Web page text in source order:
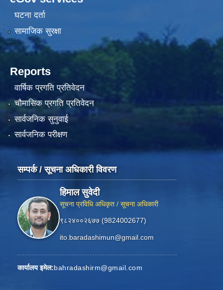
घटना दर्ता
सामाजिक सुरक्षा
Reports
वार्षिक प्रगति प्रतिवेदन
चौमासिक प्रगति प्रतिवेदन
सार्वजनिक सुनुवाई
सार्वजनिक परीक्षण
सम्पर्क / सूचना अधिकारी विवरण
हिमाल सुवेदी
सूचना प्रविधि अधिकृत / सूचना अधिकारी
९८२४००२६७७ (9824002677)
ito.baradashimun@gmail.com
कार्यालय इमेल:bahradashirm@gmail.com